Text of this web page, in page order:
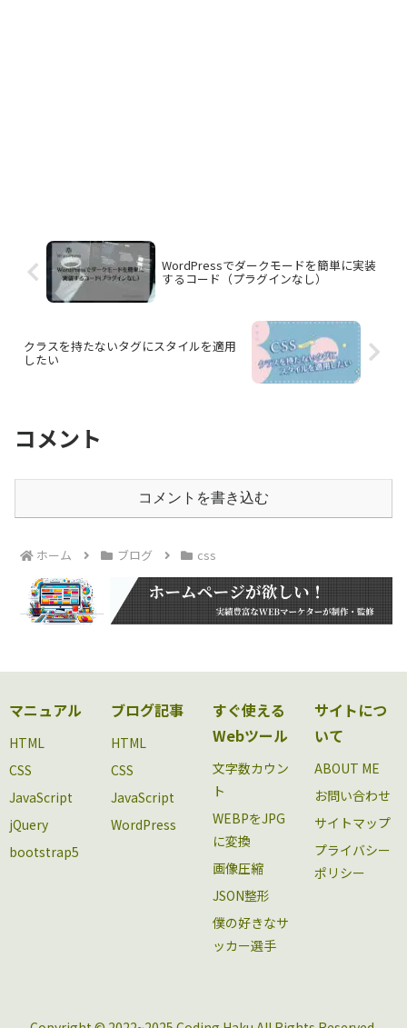
WordPressでダークモードを簡単に実装
するコード（プラグインなし）
クラスを持たないタグにスタイルを適用
したい
コメント
コメントを書き込む
ホーム ブログ css
マニュアル
HTML
CSS
JavaScript
jQuery
bootstrap5
ブログ記事
HTML
CSS
JavaScript
WordPress
すぐ使える
Webツール
文字数カウン
ト
WEBPをJPG
に変換
画像圧縮
JSON整形
僕の好きなサ
ッカー選手
サイトにつ
いて
ABOUT ME
お問い合わせ
サイトマップ
プライバシー
ポリシー